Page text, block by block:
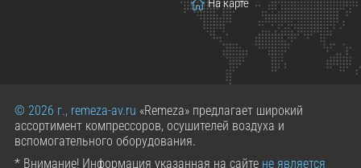
На карте
© 2026 г., remeza-av.ru «Remeza» предлагает широкий
ассортимент компрессоров, осушителей воздуха и
вспомогательного оборудования.
* Внимание! Информация указанная на сайте не является